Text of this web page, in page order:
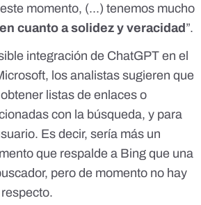
momento, (...) tenemos mucho
cuanto a solidez y veracidad”.
integración de ChatGPT en el
los analistas sugieren que
listas de enlaces o
con la búsqueda, y para
. Es decir, sería más un
que respalde a Bing que una
pero de momento no hay